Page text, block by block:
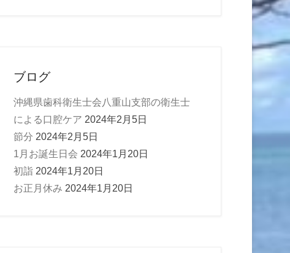
ブログ
沖縄県歯科衛生士会八重山支部の衛生士
による口腔ケア 2024年2月5日
節分 2024年2月5日
1月お誕生日会 2024年1月20日
初詣 2024年1月20日
お正月休み 2024年1月20日